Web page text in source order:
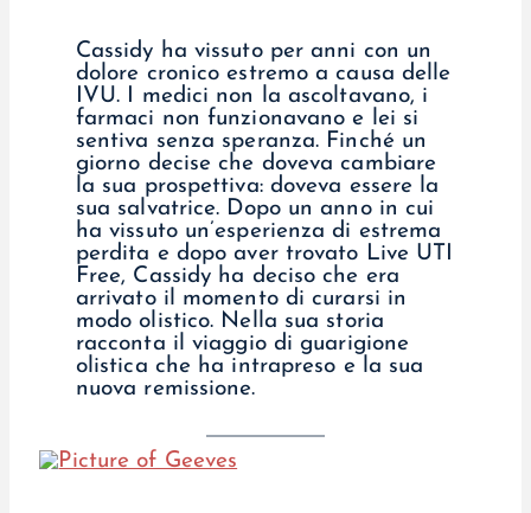
Cassidy ha vissuto per anni con un
dolore cronico estremo a causa delle
IVU. I medici non la ascoltavano, i
farmaci non funzionavano e lei si
sentiva senza speranza. Finché un
giorno decise che doveva cambiare
la sua prospettiva: doveva essere la
sua salvatrice. Dopo un anno in cui
ha vissuto un’esperienza di estrema
perdita e dopo aver trovato Live UTI
Free, Cassidy ha deciso che era
arrivato il momento di curarsi in
modo olistico. Nella sua storia
racconta il viaggio di guarigione
olistica che ha intrapreso e la sua
nuova remissione.